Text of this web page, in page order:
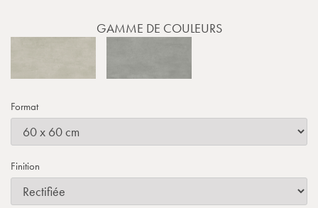
GAMME DE COULEURS
Format
Finition